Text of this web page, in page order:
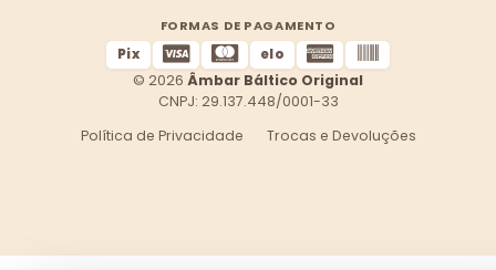
FORMAS DE PAGAMENTO
Pix
elo
© 2026 Âmbar Báltico Original
CNPJ: 29.137.448/0001-33
Política de Privacidade
Trocas e Devoluções